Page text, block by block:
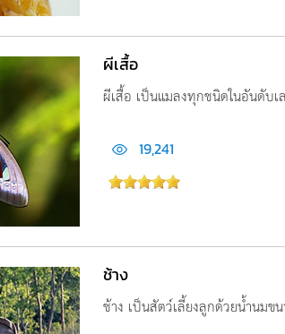
ผีเสื้อ
ผีเสื้อ เป็นแมลงทุกชนิดในอันดับเ
19,241
ช้าง
ช้าง เป็นสัตว์เลี้ยงลูกด้วยน้ำนม